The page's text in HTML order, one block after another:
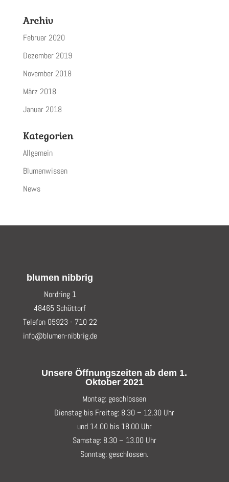
Archiv
Februar 2020
Dezember 2019
November 2018
März 2018
Januar 2018
Kategorien
Allgemein
Blumenwissen
News
blumen nibbrig
Nordring 1
48465 Schüttorf
Telefon 05923 - 710 22
info@blumen-nibbrig.de
Unsere Öffnungszeiten ab dem 1.
Oktober 2021
Montag: geschlossen
Dienstag bis Freitag: 8.30 – 12.30 Uhr
und 14.00 bis 18.00 Uhr
Samstag: 8.30 – 13.00 Uhr
Sonntag: geschlossen.